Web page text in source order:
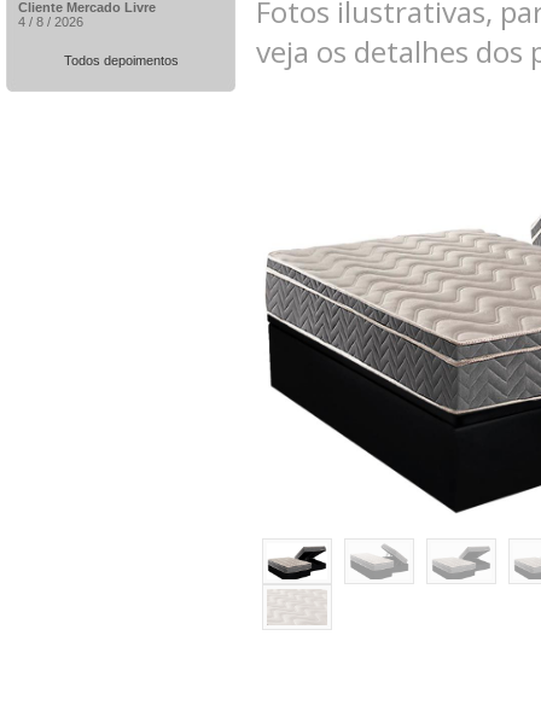
Fotos ilustrativas,
veja os detalhes dos
Cliente Mercado Livre
4 / 8 / 2026
Todos depoimentos